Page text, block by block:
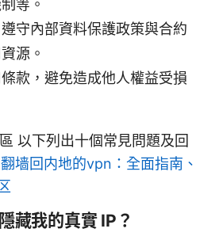
等。
守內部資料保護政策與合約
源。
款，避免造成他人權益受損
以下列出十個常見問題及回
翻墙回内地的vpn：全面指南、
藏我的真實 IP？